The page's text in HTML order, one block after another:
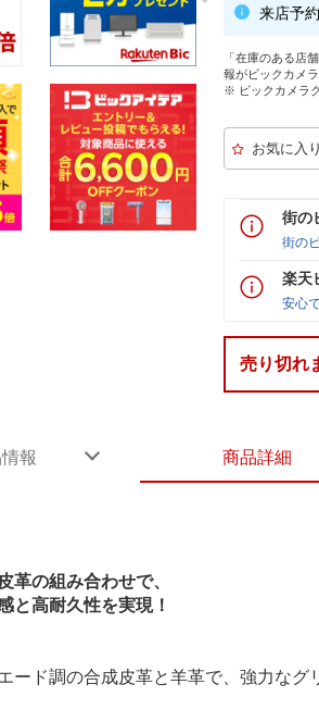
来店予
「在庫のある店
報がビックカメ
※ ビックカメラ
街の
街の
楽天
安心
売り切れ
報 商品詳細
革の組み合わせで、
と高耐久性を実現！
ード調の合成皮革と羊革で、強力なグ